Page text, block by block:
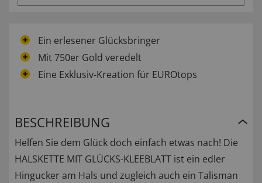
Ein erlesener Glücksbringer
Mit 750er Gold veredelt
Eine Exklusiv-Kreation für EUROtops
BESCHREIBUNG
Helfen Sie dem Glück doch einfach etwas nach! Die
HALSKETTE MIT GLÜCKS-KLEEBLATT ist ein edler
Hingucker am Hals und zugleich auch ein Talisman